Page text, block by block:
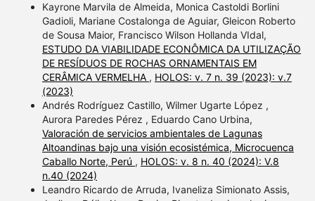
Kayrone Marvila de Almeida, Monica Castoldi Borlini
Gadioli, Mariane Costalonga de Aguiar, Gleicon Roberto
de Sousa Maior, Francisco Wilson Hollanda VIdal,
ESTUDO DA VIABILIDADE ECONÔMICA DA UTILIZAÇÃO
DE RESÍDUOS DE ROCHAS ORNAMENTAIS EM
CERÂMICA VERMELHA , HOLOS: v. 7 n. 39 (2023): v.7
(2023)
Andrés Rodríguez Castillo, Wilmer Ugarte López ,
Aurora Paredes Pérez , Eduardo Cano Urbina,
Valoración de servicios ambientales de Lagunas
Altoandinas bajo una visión ecosistémica, Microcuenca
Caballo Norte, Perú , HOLOS: v. 8 n. 40 (2024): V.8
n.40 (2024)
Leandro Ricardo de Arruda, Ivaneliza Simionato Assis,